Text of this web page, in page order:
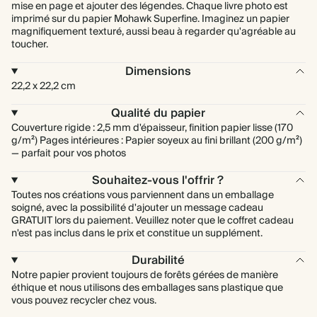
mise en page et ajouter des légendes. Chaque livre photo est
imprimé sur du papier Mohawk Superfine. Imaginez un papier
magnifiquement texturé, aussi beau à regarder qu'agréable au
toucher.
Dimensions
22,2 x 22,2 cm
Qualité du papier
Couverture rigide : 2,5 mm d'épaisseur, finition papier lisse (170
g/m²) Pages intérieures : Papier soyeux au fini brillant (200 g/m²)
— parfait pour vos photos
Souhaitez-vous l'offrir ?
Toutes nos créations vous parviennent dans un emballage
soigné, avec la possibilité d'ajouter un message cadeau
GRATUIT lors du paiement. Veuillez noter que le coffret cadeau
n'est pas inclus dans le prix et constitue un supplément.
Durabilité
Notre papier provient toujours de forêts gérées de manière
éthique et nous utilisons des emballages sans plastique que
vous pouvez recycler chez vous.